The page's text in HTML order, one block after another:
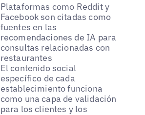
Plataformas como Reddit y
Facebook son citadas como
fuentes en las
recomendaciones de IA para
consultas relacionadas con
restaurantes
El contenido social
específico de cada
establecimiento funciona
como una capa de validación
para los clientes y los